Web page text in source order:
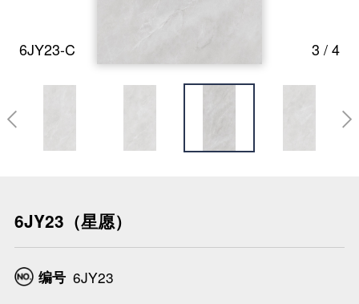
6JY23-C 3 /4
 
6JY23（星愿）
编号 6JY23